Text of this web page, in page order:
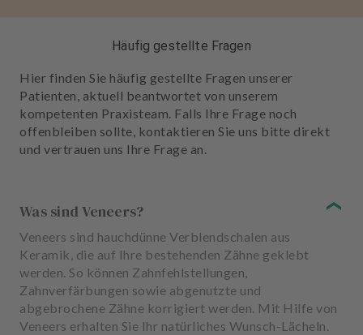
Häufig gestellte Fragen
Hier finden Sie häufig gestellte Fragen unserer
Patienten, aktuell beantwortet von unserem
kompetenten Praxisteam. Falls Ihre Frage noch
offenbleiben sollte, kontaktieren Sie uns bitte direkt
und vertrauen uns Ihre Frage an.
Was sind Veneers?
Veneers sind hauchdünne Verblendschalen aus
Keramik, die auf Ihre bestehenden Zähne geklebt
werden. So können Zahnfehlstellungen,
Zahnverfärbungen sowie abgenutzte und
abgebrochene Zähne korrigiert werden. Mit Hilfe von
Veneers erhalten Sie Ihr natürliches Wunsch-Lächeln.